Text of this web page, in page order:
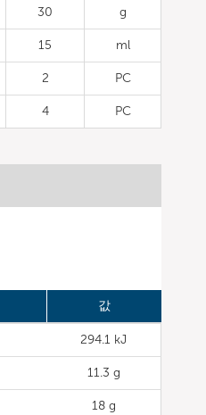
30 g
15 ml
2 PC
4 PC
값
294.1 kJ
11.3 g
18 g